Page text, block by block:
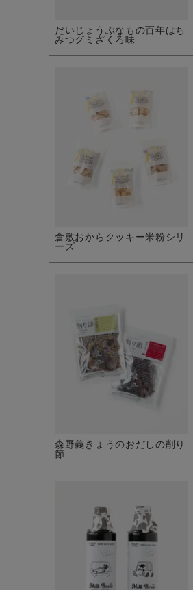
CONTENTS
ショップリスト
だいじょうぶなもの百年はち
みつグミざくろ味
倉敷おからクッキー米粉シリ
ーズ
森野義きょうのおだしの削り
節